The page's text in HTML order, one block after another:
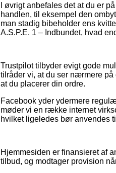
I øvrigt anbefales det at du er
handlen, til eksempel den
man stadig bibeholder ens
A.S.P.E. 1 – Indbundet, hvad
Trustpilot tilbyder evigt gode
tilråder vi, at du ser nærmere
at du placerer din ordre.
Facebook yder ydermere
møder vi en række internet
hvilket ligeledes bør anvendes
Hjemmesiden er finansieret af
tilbud, og modtager provision